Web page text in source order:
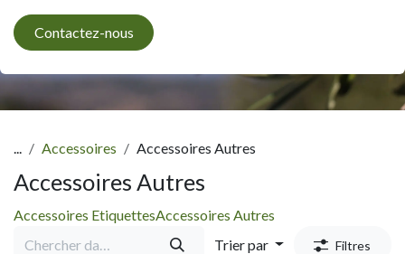
Contactez-nous
... Accessoires Accessoires Autres
Accessoires Autres
Accessoires EtiquettesAccessoires Autres
Trier par
Filtres